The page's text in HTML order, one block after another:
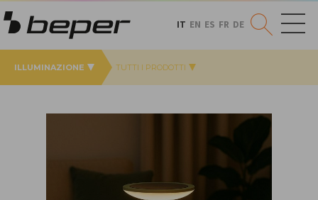
IT EN ES FR DE
ILLUMINAZIONE TUTTI I PRODOTTI